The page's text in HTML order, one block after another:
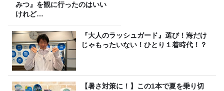
みつ』を観に行ったのはいい
けれど…
『大人のラッシュガード』選び！海だけ
じゃもったいない！ひとり１着時代！？
【暑さ対策に！】この1本で夏を乗り切